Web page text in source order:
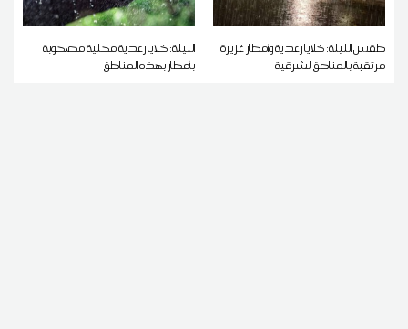
طقس الليلة: خلايا رعدية وأمطار غزيرة
مرتقبة بالمناطق الشرقية
الليلة: خلايا رعدية محلية مصحوبة
بأمطار بهذه المناطق